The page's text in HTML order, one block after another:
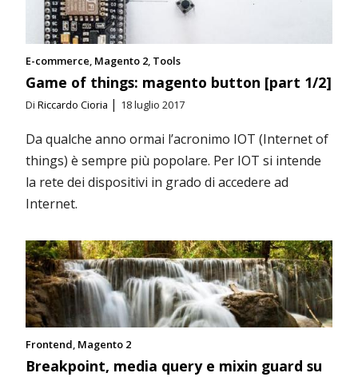
E-commerce Magento 2 Tools
Game of things: magento button [part 1/2]
Di Riccardo Cioria | 18 luglio 2017
Da qualche anno ormai l’acronimo IOT (Internet of
things) è sempre più popolare. Per IOT si intende
la rete dei dispositivi in grado di accedere ad
Internet.
Frontend Magento 2
Breakpoint, media query e mixin guard su